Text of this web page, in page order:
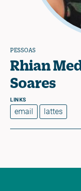
PESSOAS
Rhian
Soares
email lattes